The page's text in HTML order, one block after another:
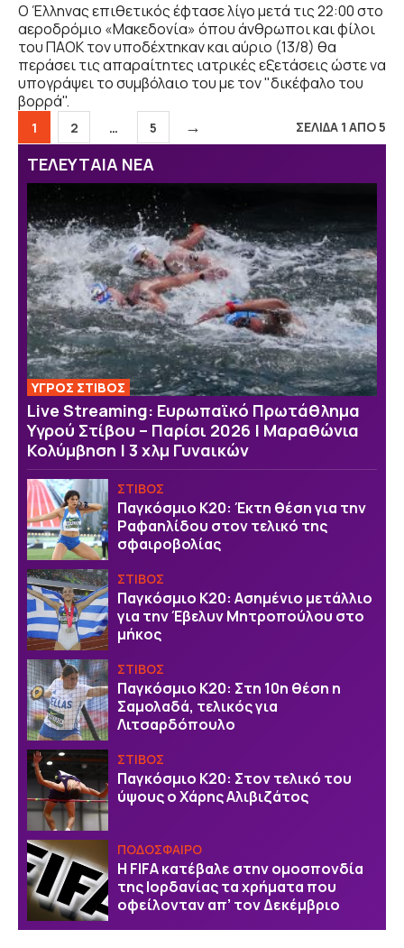
Ο Έλληνας επιθετικός έφτασε λίγο μετά τις 22:00 στο
αεροδρόμιο «Μακεδονία» όπου άνθρωποι και φίλοι
του ΠΑΟΚ τον υποδέχτηκαν και αύριο (13/8) θα
περάσει τις απαραίτητες ιατρικές εξετάσεις ώστε να
υπογράψει το συμβόλαιο του με τον "δικέφαλο του
βορρά".
Σελίδα
1 Σελίδα
2 … Σελίδα
5 → ΣΕΛΙΔΑ 1 ΑΠΟ 5
ΤΕΛΕΥΤΑΙΑ ΝΕΑ
ΥΓΡΟΣ ΣΤΙΒΟΣ
Live Streaming: Ευρωπαϊκό Πρωτάθλημα
Υγρού Στίβου – Παρίσι 2026 | Μαραθώνια
Κολύμβηση | 3 χλμ Γυναικών
ΣΤΙΒΟΣ
Παγκόσμιο Κ20: Έκτη θέση για την
Ραφαηλίδου στον τελικό της
σφαιροβολίας
ΣΤΙΒΟΣ
Παγκόσμιο Κ20: Ασημένιο μετάλλιο
για την Έβελυν Μητροπούλου στο
μήκος
ΣΤΙΒΟΣ
Παγκόσμιο Κ20: Στη 10η θέση η
Σαμολαδά, τελικός για
Λιτσαρδόπουλο
ΣΤΙΒΟΣ
Παγκόσμιο Κ20: Στον τελικό του
ύψους ο Χάρης Αλιβιζάτος
ΠΟΔΟΣΦΑΙΡΟ
Η FIFA κατέβαλε στην ομοσπονδία
της Ιορδανίας τα χρήματα που
οφείλονταν απ’ τον Δεκέμβριο